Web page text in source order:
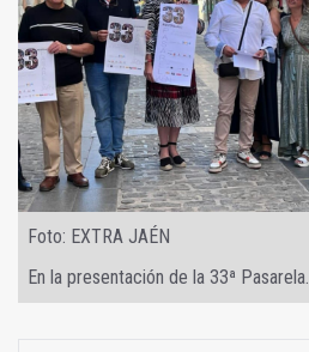
Foto: EXTRA JAÉN
En la presentación de la 33ª Pasarela.